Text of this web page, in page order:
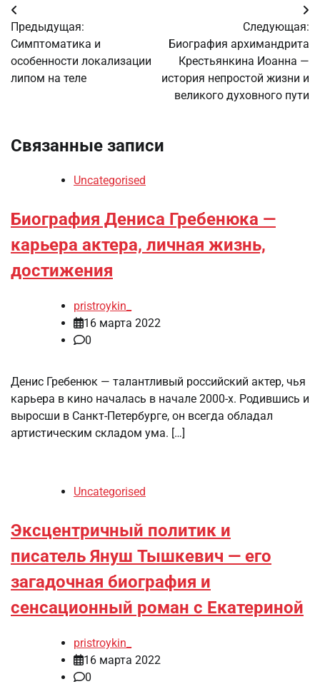
Навигация
по
записям
Предыдущая:
Симптоматика и
особенности локализации
липом на теле
Следующая:
Биография архимандрита
Крестьянкина Иоанна —
история непростой жизни и
великого духовного пути
Связанные записи
Uncategorised
Биография Дениса Гребенюка —
карьера актера, личная жизнь,
достижения
pristroykin_
16 марта 2022
0
Денис Гребенюк — талантливый российский актер, чья
карьера в кино началась в начале 2000-х. Родившись и
выросши в Санкт-Петербурге, он всегда обладал
артистическим складом ума. […]
Uncategorised
Эксцентричный политик и
писатель Януш Тышкевич — его
загадочная биография и
сенсационный роман с Екатериной
pristroykin_
16 марта 2022
0